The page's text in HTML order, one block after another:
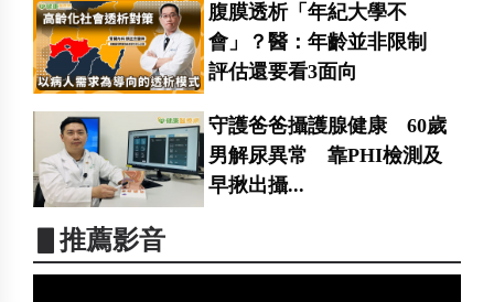
腹膜透析「年紀大學不
會」？醫：年齡並非限制
評估還要看3面向
守護爸爸攝護腺健康 60歲
男解尿異常 靠PHI檢測及
早揪出攝...
▋推薦影音